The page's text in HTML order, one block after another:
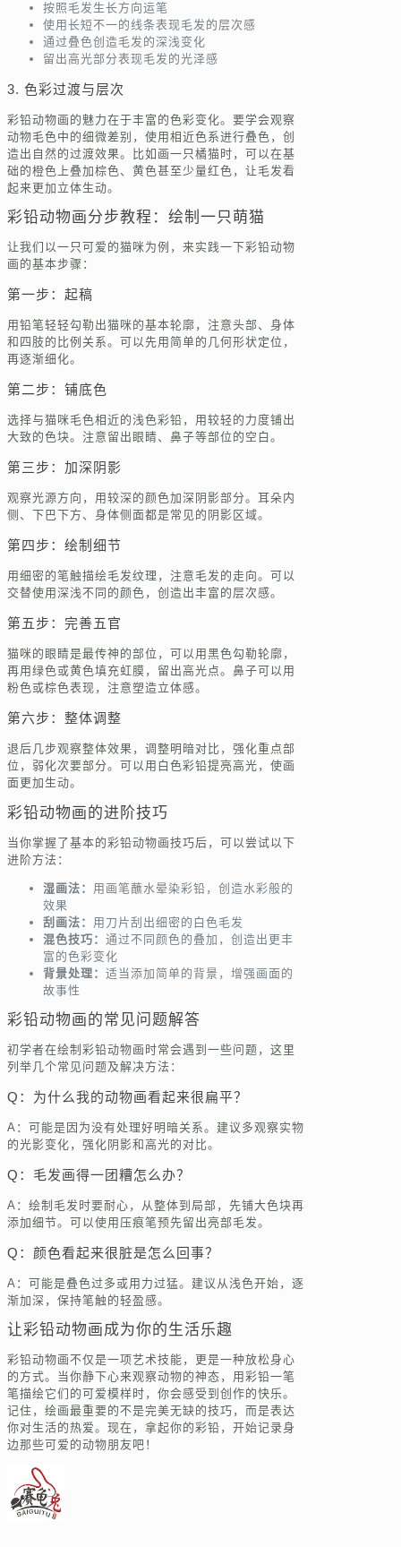
按照毛发生长方向运笔
使用长短不一的线条表现毛发的层次感
通过叠色创造毛发的深浅变化
留出高光部分表现毛发的光泽感
3. 色彩过渡与层次
彩铅动物画的魅力在于丰富的色彩变化。要学会观察
动物毛色中的细微差别，使用相近色系进行叠色，创
造出自然的过渡效果。比如画一只橘猫时，可以在基
础的橙色上叠加棕色、黄色甚至少量红色，让毛发看
起来更加立体生动。
彩铅动物画分步教程：绘制一只萌猫
让我们以一只可爱的猫咪为例，来实践一下彩铅动物
画的基本步骤：
第一步：起稿
用铅笔轻轻勾勒出猫咪的基本轮廓，注意头部、身体
和四肢的比例关系。可以先用简单的几何形状定位，
再逐渐细化。
第二步：铺底色
选择与猫咪毛色相近的浅色彩铅，用较轻的力度铺出
大致的色块。注意留出眼睛、鼻子等部位的空白。
第三步：加深阴影
观察光源方向，用较深的颜色加深阴影部分。耳朵内
侧、下巴下方、身体侧面都是常见的阴影区域。
第四步：绘制细节
用细密的笔触描绘毛发纹理，注意毛发的走向。可以
交替使用深浅不同的颜色，创造出丰富的层次感。
第五步：完善五官
猫咪的眼睛是最传神的部位，可以用黑色勾勒轮廓，
再用绿色或黄色填充虹膜，留出高光点。鼻子可以用
粉色或棕色表现，注意塑造立体感。
第六步：整体调整
退后几步观察整体效果，调整明暗对比，强化重点部
位，弱化次要部分。可以用白色彩铅提亮高光，使画
面更加生动。
彩铅动物画的进阶技巧
当你掌握了基本的彩铅动物画技巧后，可以尝试以下
进阶方法：
湿画法： 用画笔蘸水晕染彩铅，创造水彩般的
效果
刮画法： 用刀片刮出细密的白色毛发
混色技巧： 通过不同颜色的叠加，创造出更丰
富的色彩变化
背景处理： 适当添加简单的背景，增强画面的
故事性
彩铅动物画的常见问题解答
初学者在绘制彩铅动物画时常会遇到一些问题，这里
列举几个常见问题及解决方法：
Q：为什么我的动物画看起来很扁平？
A：可能是因为没有处理好明暗关系。建议多观察实物
的光影变化，强化阴影和高光的对比。
Q：毛发画得一团糟怎么办？
A：绘制毛发时要耐心，从整体到局部，先铺大色块再
添加细节。可以使用压痕笔预先留出亮部毛发。
Q：颜色看起来很脏是怎么回事？
A：可能是叠色过多或用力过猛。建议从浅色开始，逐
渐加深，保持笔触的轻盈感。
让彩铅动物画成为你的生活乐趣
彩铅动物画不仅是一项艺术技能，更是一种放松身心
的方式。当你静下心来观察动物的神态，用彩铅一笔
笔描绘它们的可爱模样时，你会感受到创作的快乐。
记住，绘画最重要的不是完美无缺的技巧，而是表达
你对生活的热爱。现在，拿起你的彩铅，开始记录身
边那些可爱的动物朋友吧！